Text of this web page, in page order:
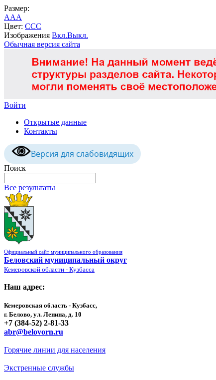
Размер:
AAA
Цвет: CCC
Изображения Вкл.Выкл.
Обычная версия сайта
Войти
Открытые данные
Контакты
Версия для слабовидящих
Поиск
Все результаты
Официальный сайт муниципального образования
Беловский муниципальный округ
Кемеровской области - Кузбасса
Наш адрес:
Кемеровская область - Кузбасс,
г. Белово, ул. Ленина, д. 10
+7 (384-52) 2-81-33
abr@belovorn.ru
Горячие линии для населения
Экстренные службы